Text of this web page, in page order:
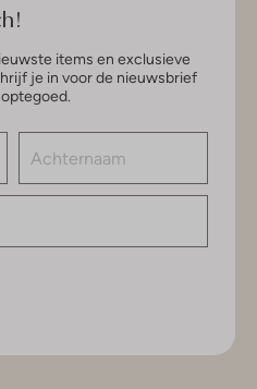
items en exclusieve
je in voor de nieuwsbrief